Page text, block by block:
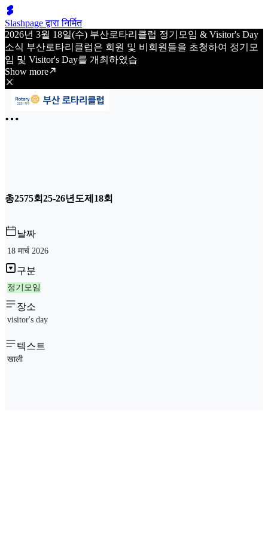
Slashpage द्वारा निर्मित
2026년 3월 18일(수) 부산로타리클럽 정기모임 & Visitor's Day
소식 부산로타리클럽은 회원 및 비회원들을 초청하여 정기모
임 및 Visitor's Day를 개최하였습
Show more
총2575회25-26년도제18회
날짜
18 मार्च 2026
구분
정기모임
장소
visitor's day
텍스트
खाली